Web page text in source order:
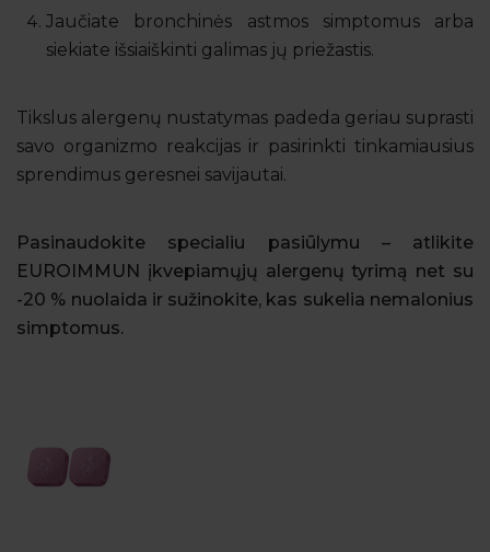
Jaučiate bronchinės astmos simptomus arba
siekiate išsiaiškinti galimas jų priežastis.
Tikslus alergenų nustatymas padeda geriau suprasti
savo organizmo reakcijas ir pasirinkti tinkamiausius
sprendimus geresnei savijautai.
Pasinaudokite specialiu pasiūlymu – atlikite
EUROIMMUN įkvepiamųjų alergenų tyrimą net su
-20 % nuolaida ir sužinokite, kas sukelia nemalonius
simptomus.